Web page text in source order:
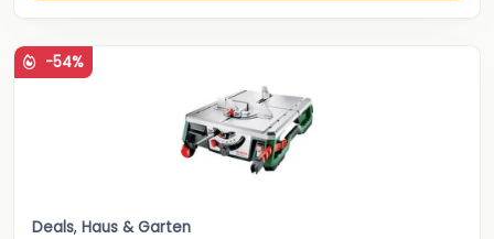
-54%
Deals, Haus & Garten